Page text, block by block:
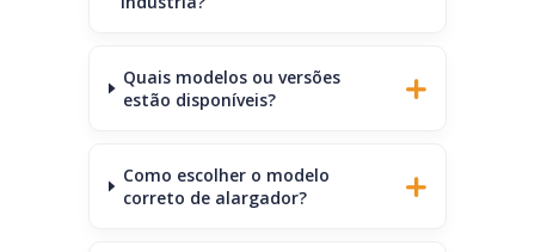
Quais modelos ou versões
estão disponíveis?
Como escolher o modelo
correto de alargador?